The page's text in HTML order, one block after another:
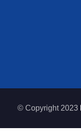
© Copyright 2023